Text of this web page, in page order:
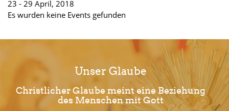
23 - 29 April, 2018
Es wurden keine Events gefunden
Unser Glaube
Christlicher Glaube meint eine Beziehung
des Menschen mit Gott